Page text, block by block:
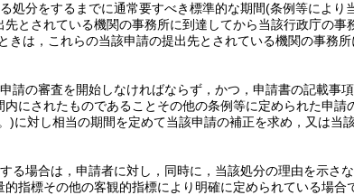
処分をするまでに通常要すべき標準的な期間(条例等により
とされている機関の事務所に到達してから当該行政庁の事
きは，これらの当該申請の提出先とされている機関の事務
請の審査を開始しなければならず，かつ，申請書の記載事
にされたものであることその他の条例等に定められた申請
)に対し相当の期間を定めて当該申請の補正を求め，又は当
場合は，申請者に対し，同時に，当該処分の理由を示さな
指標その他の客観的指標により明確に定められている場合